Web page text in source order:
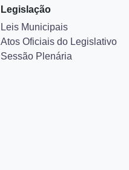
Legislação
Leis Municipais
Atos Oficiais do Legislativo
Sessão Plenária